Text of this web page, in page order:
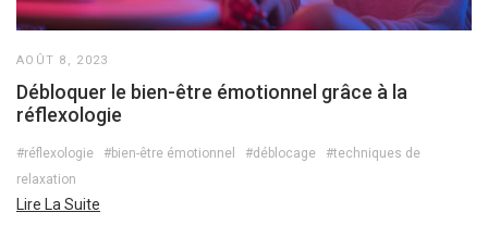
AOÛT 8, 2023
Débloquer le bien-être émotionnel grâce à la
réflexologie
#réflexologie #bien-être émotionnel #déblocage
#techniques de
relaxation
Lire La Suite